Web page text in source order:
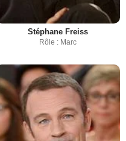
Stéphane Freiss
Rôle : Marc